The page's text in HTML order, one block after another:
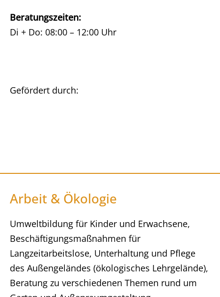
Beratungszeiten:
Di + Do: 08:00 – 12:00 Uhr
Gefördert durch:
Arbeit & Ökologie
Umweltbildung für Kinder und Erwachsene,
Beschäftigungsmaßnahmen für
Langzeitarbeitslose, Unterhaltung und Pflege
des Außengeländes (ökologisches Lehrgelände),
Beratung zu verschiedenen Themen rund um